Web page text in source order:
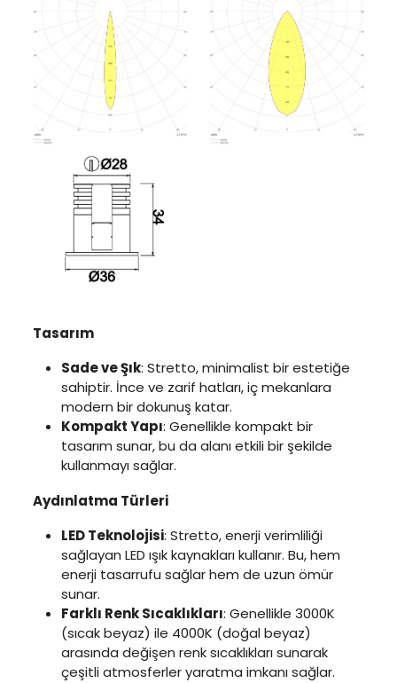
Tasarım
Sade ve Şık: Stretto, minimalist bir estetiğe
sahiptir. İnce ve zarif hatları, iç mekanlara
modern bir dokunuş katar.
Kompakt Yapı: Genellikle kompakt bir
tasarım sunar, bu da alanı etkili bir şekilde
kullanmayı sağlar.
Aydınlatma Türleri
LED Teknolojisi: Stretto, enerji verimliliği
sağlayan LED ışık kaynakları kullanır. Bu, hem
enerji tasarrufu sağlar hem de uzun ömür
sunar.
Farklı Renk Sıcaklıkları: Genellikle 3000K
(sıcak beyaz) ile 4000K (doğal beyaz)
arasında değişen renk sıcaklıkları sunarak
çeşitli atmosferler yaratma imkanı sağlar.